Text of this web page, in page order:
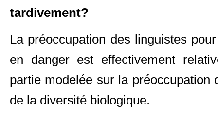
tardivement?
La préoccupation des linguistes
en danger est effectivement
partie modelée sur la préoccupation
de la diversité biologique.